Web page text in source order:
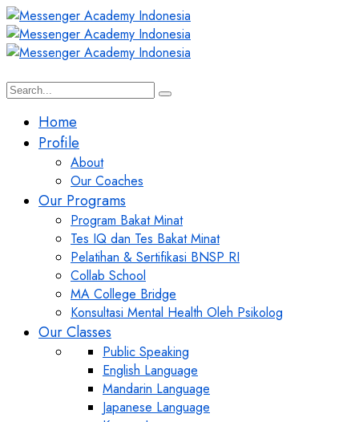
Home
Profile
About
Our Coaches
Our Programs
Program Bakat Minat
Tes IQ dan Tes Bakat Minat
Pelatihan & Sertifikasi BNSP RI
Collab School
MA College Bridge
Konsultasi Mental Health Oleh Psikolog
Our Classes
Public Speaking
English Language
Mandarin Language
Japanese Language